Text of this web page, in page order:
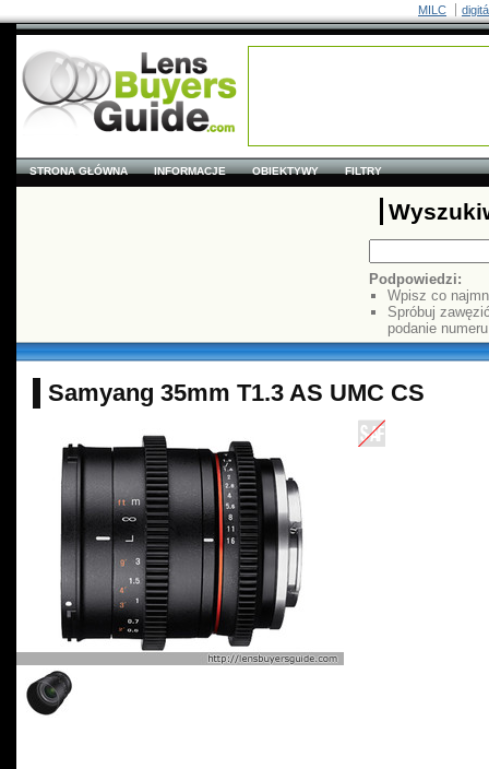
MILC
STRONA GŁÓWNA INFORMACJE OBIEKTYWY FILTRY
Podpowiedzi:
Wpisz co
Spróbuj
podanie
Samyang 35mm T1.3 AS UMC CS